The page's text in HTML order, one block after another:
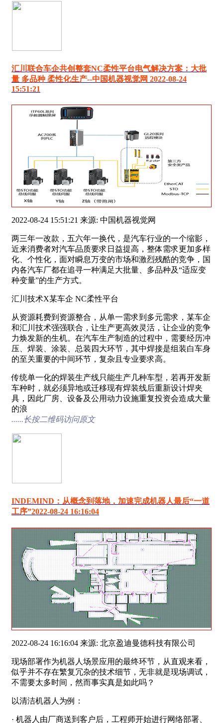
汇川联合车企共创整套NC柔性平台电气解决方案：大批
量 多品种 柔性化生产--中国机器视觉网 2022-08-24
15:51:21
2022-08-24 15:51:21 来源: 中国机器视觉网
两三年一改款，五六年一换代，是汽车行业的一个缩影，
近来消费者对汽车品质要求日益提高，整体需求更加多样
化、个性化，面对瞬息万变的市场和激烈残酷的竞争，国
内各汽车厂都在追寻一种满足大批量、多品种及“适应变
种变量”的生产方式。
汇川技术X某车企 NC柔性平台
从资源耗费到资源整合，从单一需求到多元需求，某车企
和汇川技术强强联合，让生产更高效灵活，让企业的竞争
力焕发新的生机。在汽车生产制造的过程中，需要经历冲
压、焊装、涂装、总装四大环节，其中焊接是组装白车身
的至关重要的中间环节，复杂且专业要求高。
传统单一化的焊装生产线只能生产几种车型，若再开发新
车种时，就必须异地或迁移现有焊装线后重新设计焊夹
具，因此厂房、设备及公用动力设施重复投资会造成大量
的浪
......长按二维码访问原文
INDEMIND：从概念到落地，加速完成机器人最后“一道
工序”2022-08-24 16:16:04
2022-08-24 16:16:04 来源: 北京盈迪曼德科技有限公司
现场部署作为机器人场景应用的最终环节，从直观来看，
似乎并不存在繁复冗杂的技术细节，无非就是现场调试，
不需要太多时间，然而事实真是如此吗？
以清洁机器人为例：
· 机器人由厂商送到客户后，工程师开始进行网络部署、